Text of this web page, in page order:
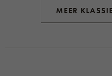
MEER